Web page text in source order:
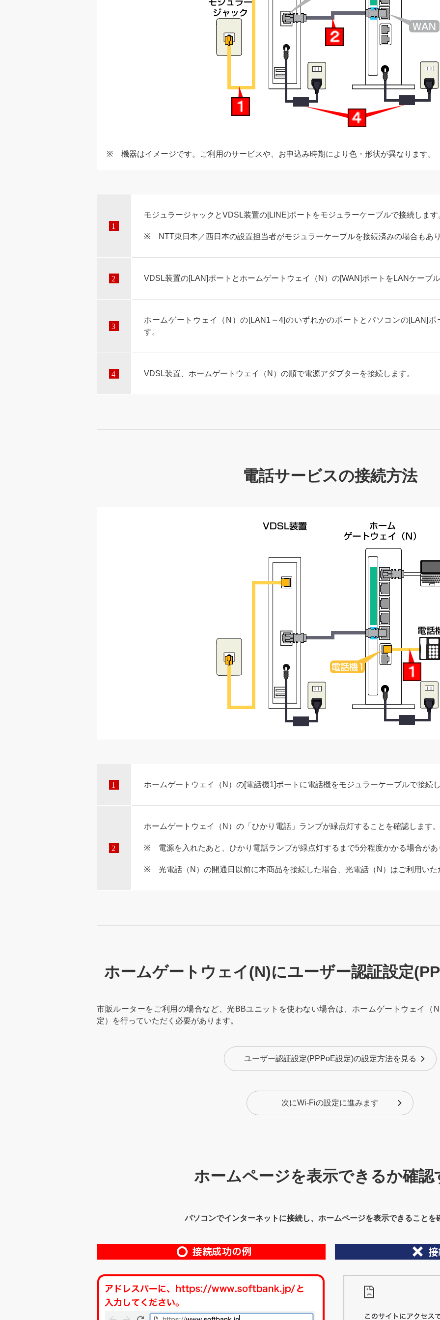
機器はイメージです。ご利用のサービスや、お申込み時期により色・形状が異なります。
モジュラージャックとVDSL装置の[LINE]ポートをモジュラーケーブルで接続します
NTT東日本／西日本の設置担当者がモジュラーケーブルを接続済みの場合もあ
VDSL装置の[LAN]ポートとホームゲートウェイ（N）の[WAN]ポートをLANケーブ
ホームゲートウェイ（N）の[LAN1～4]のいずれかのポートとパソコンの[LAN]
す。
VDSL装置、ホームゲートウェイ（N）の順で電源アダプターを接続します。
電話サービスの接続方法
ホームゲートウェイ（N）の[電話機1]ポートに電話機をモジュラーケーブルで接続
ホームゲートウェイ（N）の「ひかり電話」ランプが緑点灯することを確認します。
電源を入れたあと、ひかり電話ランプが緑点灯するまで5分程度かかる場合が
光電話（N）の開通日以前に本商品を接続した場合、光電話（N）はご利用いた
ホームゲートウェイ(N)にユーザー認証設定
市販ルーターをご利用の場合など、光BBユニットを使わない場合は、ホームゲートウェイ（
定）を行っていただく必要があります。
ユーザー認証設定(PPPoE設定)の設定方法を見る
次にWi-Fiの設定に進みます
ホームページを表示できるか確認
パソコンでインターネットに接続し、ホームページを表示できることを